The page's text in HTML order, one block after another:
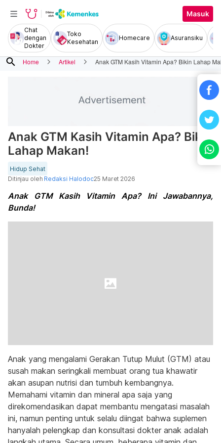
Masuk
Chat
dengan
Dokter
Toko
Kesehatan
Homecare Asuransiku
search Home Artikel Anak GTM Kasih Vitamin Apa? Bikin Lahap
Anak GTM Kasih Vitamin Apa? Bikin
Lahap Makan!
Hidup Sehat
Ditinjau oleh Redaksi Halodoc25 Maret 2026
Anak GTM Kasih Vitamin Apa? Ini Jawabannya,
Bunda!
Anak yang mengalami Gerakan Tutup Mulut (GTM) atau
susah makan seringkali membuat orang tua khawatir
akan asupan nutrisi dan tumbuh kembangnya.
Memahami vitamin dan mineral apa saja yang
direkomendasikan dapat membantu mengatasi masalah
ini, namun penting untuk selalu diingat bahwa suplemen
hanyalah pelengkap dan konsultasi dokter anak adalah